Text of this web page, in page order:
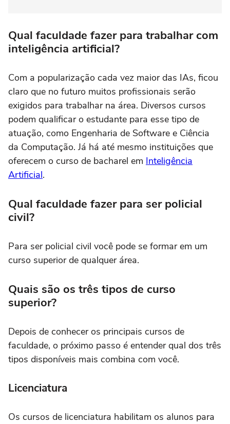
Qual faculdade fazer para trabalhar com
inteligência artificial?
Com a popularização cada vez maior das IAs, ficou
claro que no futuro muitos profissionais serão
exigidos para trabalhar na área. Diversos cursos
podem qualificar o estudante para esse tipo de
atuação, como Engenharia de Software e Ciência
da Computação. Já há até mesmo instituições que
oferecem o curso de bacharel em Inteligência
Artificial.
Qual faculdade fazer para ser policial
civil?
Para ser policial civil você pode se formar em um
curso superior de qualquer área.
Quais são os três tipos de curso
superior?
Depois de conhecer os principais cursos de
faculdade, o próximo passo é entender qual dos três
tipos disponíveis mais combina com você.
Licenciatura
Os cursos de licenciatura habilitam os alunos para